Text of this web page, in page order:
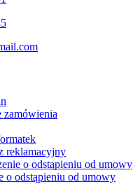
zamówienia
reklamacyjny
o odstąpieniu od umowy
o odstąpieniu od umowy